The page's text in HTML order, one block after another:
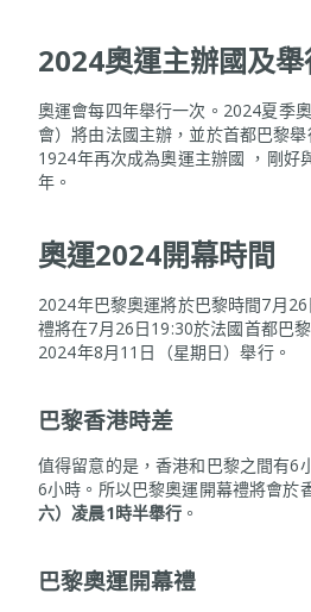
2024奧運主辦國及
奧運會每四年舉行一次。2024夏季
會）將由法國主辦，並於首都巴黎
1924年再次成為奧運主辦國 ，剛好
年。
奧運2024開幕時間
2024年巴黎奧運將於巴黎時間7月
禮將在7月26日19:30於法國首都巴
2024年8月11日（星期日）舉行。
巴黎香港時差
值得留意的是，香港和巴黎之間有6
6小時。所以巴黎奧運開幕禮將會於
六）凌晨1時半舉行 。
巴黎奧運開幕禮